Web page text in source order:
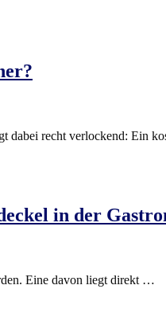
dabei recht verlockend: Ein
in der
Eine davon liegt direkt …